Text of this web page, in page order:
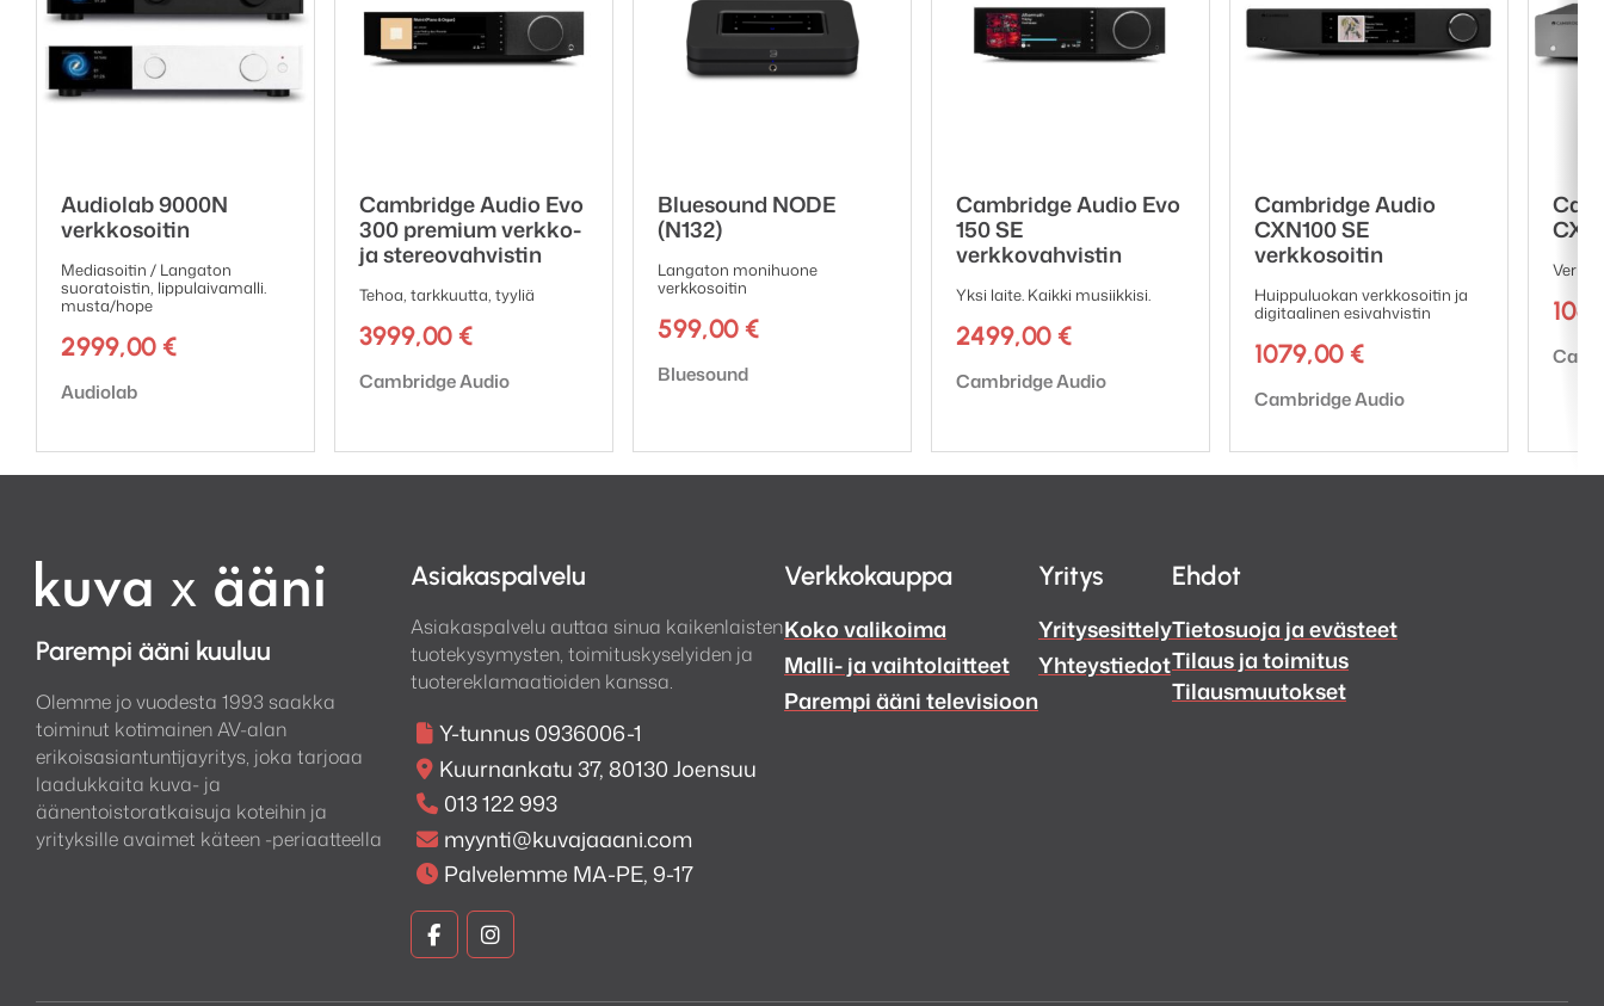
Mitat (L x K x S): 105 x 37 x 105 mm
Paino: 375 g (ilman virtalähdettä)
Audiolab 9000N
verkkosoitin
Mediasoitin / Langaton
suoratoistin, lippulaivamalli.
musta/hope
2999,00 €
Tuotemerkki:
Audiolab
Cambridge Audio Evo
300 premium verkko-
ja stereovahvistin
Tehoa, tarkkuutta, tyyliä
3999,00 €
Tuotemerkki:
Cambridge Audio
Bluesound NODE
(N132)
Langaton monihuone
verkkosoitin
599,00 €
Tuotemerkki:
Bluesound
Cambridge Audio Evo
150 SE
verkkovahvistin
Yksi laite. Kaikki musiikkisi.
2499,00 €
Tuotemerkki:
Cambridge Audio
Cambridge Audio
CXN100 SE
verkkosoitin
Huippuluokan verkkosoitin ja
digitaalinen esivahvistin
1079,00 €
Tuotemerkki:
Cambridge Audio
Parempi ääni kuuluu
Olemme jo vuodesta 1993 saakka
toiminut kotimainen AV-alan
erikoisasiantuntijayritys, joka tarjoaa
laadukkaita kuva- ja
äänentoistoratkaisuja koteihin ja
yrityksille avaimet käteen -periaatteella
Asiakaspalvelu
Asiakaspalvelu auttaa sinua kaikenlaisten
tuotekysymysten, toimituskyselyiden ja
tuotereklamaatioiden kanssa.
Y-tunnus 0936006-1
Kuurnankatu 37, 80130 Joensuu
013 122 993
myynti@kuvajaaani.com
Palvelemme MA-PE, 9-17
KuvaKuva
Verkkokauppa
Koko valikoima
Malli- ja vaihtolaitteet
Parempi ääni televisioon
Yritys
Yritysesittely
Yhteystiedot
Ehdot
Tietosuoja ja evästeet
Tilaus ja toimitus
Tilausmuutokset